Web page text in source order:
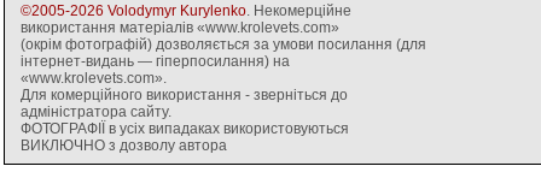
©2005-2026 Volodymyr Kurylenko. Некомерційне
використання матеріалів «www.krolevets.com»
(окрім фотографій) дозволяється за умови посилання (для
інтернет-видань — гіперпосилання) на
«www.krolevets.com».
Для комерційного використання - зверніться до
адміністратора сайту.
ФОТОГРАФІЇ в усіх випадаках використовуються
ВИКЛЮЧНО з дозволу автора